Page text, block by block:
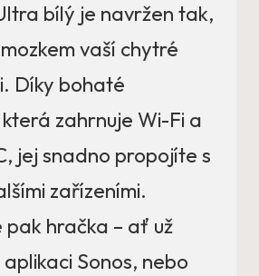
bílý je navržen tak,
vaší chytré
Díky bohaté
zahrnuje Wi-Fi a
jej snadno propojíte s
zařízeními.
hračka – ať už
Sonos, nebo